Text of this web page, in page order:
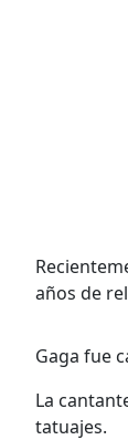
años de
Gaga fue
La
tatuajes.